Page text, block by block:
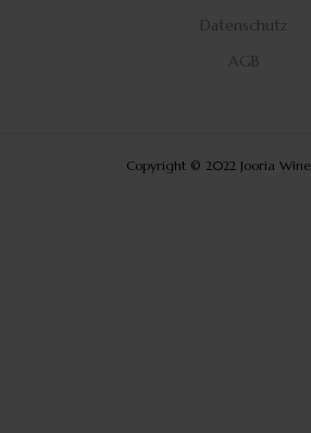
Datenschutz
AGB
Copyright © 2022 Jooria Wine.